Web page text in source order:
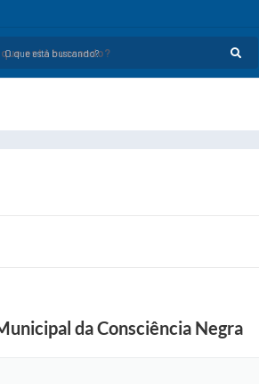
que está buscando?
da Consciência Negra